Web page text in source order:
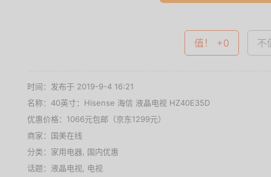
值！ +0 不
时间：发布于 2019-9-4 16:21
名称： 40英寸：Hisense 海信 液晶电视 HZ40E35D
优惠价格： 1066元包邮（京东1299元）
商家： 国美在线
分类： 家用电器 国内优惠
话题： 液晶电视 电视